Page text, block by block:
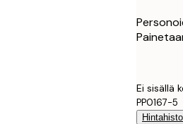
Ei sisällä
PP0167-5